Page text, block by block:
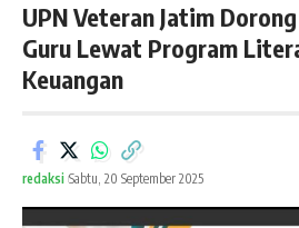
UPN Veteran Jatim
Guru Lewat Program
Keuangan
redaksi Sabtu, 20 September 2025